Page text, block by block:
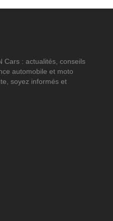
Cars : actualités, conseils
automobile et moto
soyez informés et